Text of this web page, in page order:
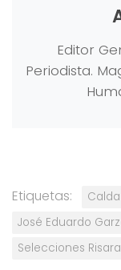
Editor
Periodista.
Etiquetas: Calda
José Eduardo
Selecciones